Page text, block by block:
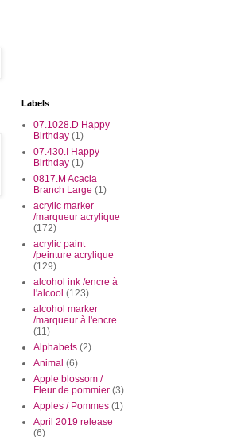
Labels
07.1028.D Happy
Birthday (1)
07.430.I Happy
Birthday (1)
0817.M Acacia
Branch Large (1)
acrylic marker
/marqueur acrylique
(172)
acrylic paint
/peinture acrylique
(129)
alcohol ink /encre à
l'alcool (123)
alcohol marker
/marqueur à l'encre
(11)
Alphabets (2)
Animal (6)
Apple blossom /
Fleur de pommier (3)
Apples / Pommes (1)
April 2019 release
(6)